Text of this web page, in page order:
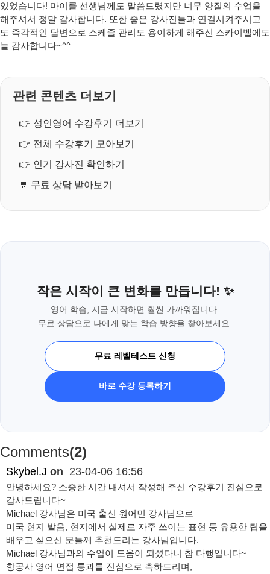
있었습니다! 마이클 선생님께도 말씀드렸지만 너무 양질의 수업을
해주셔서 정말 감사합니다. 또한 좋은 강사진들과 연결시켜주시고
또 즉각적인 답변으로 스케줄 관리도 용이하게 해주신 스카이벨에도
늘 감사합니다~^^
관련 콘텐츠 더보기
👉 성인영어 수강후기 더보기
👉 전체 수강후기 모아보기
👉 인기 강사진 확인하기
💬 무료 상담 받아보기
작은 시작이 큰 변화를 만듭니다! ✨
영어 학습, 지금 시작하면 훨씬 가까워집니다.
무료 상담으로 나에게 맞는 학습 방향을 찾아보세요.
무료 레벨테스트 신청
바로 수강 등록하기
Comments(2)
Skybel.J on 23-04-06 16:56
안녕하세요? 소중한 시간 내셔서 작성해 주신 수강후기 진심으로
감사드립니다~
Michael 강사님은 미국 출신 원어민 강사님으로
미국 현지 발음, 현지에서 실제로 자주 쓰이는 표현 등 유용한 팁을
배우고 싶으신 분들께 추천드리는 강사님입니다.
Michael 강사님과의 수업이 도움이 되셨다니 참 다행입니다~
항공사 영어 면접 통과를 진심으로 축하드리며,